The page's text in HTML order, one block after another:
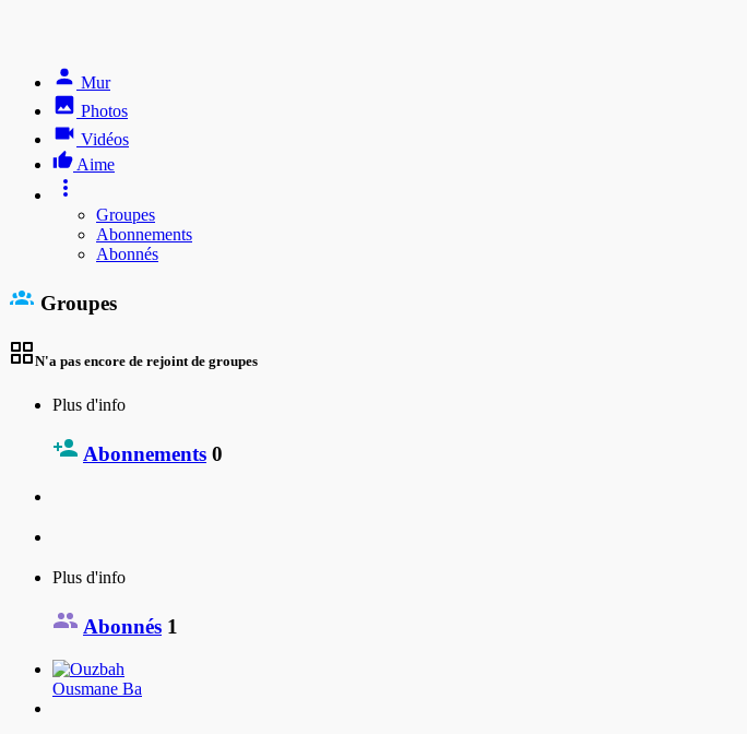
Mur
Photos
Vidéos
Aime
Groupes
Abonnements
Abonnés
Groupes
N'a pas encore de rejoint de groupes
Plus d'info
Abonnements 0
Plus d'info
Abonnés 1
Ousmane Ba